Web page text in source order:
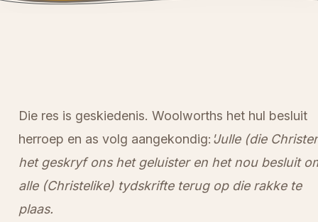
Die res is geskiedenis. Woolworths het hul besluit
herroep en as volg aangekondig: 'Julle (die
het geskryf ons het geluister en het nou besluit
alle (Christelike) tydskrifte terug op die rakke te
plaas.